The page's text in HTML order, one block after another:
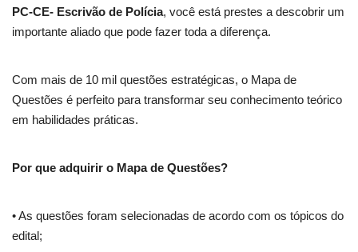
PC-CE- Escrivão de Polícia, você está prestes a descobrir um
importante aliado que pode fazer toda a diferença.
Com mais de 10 mil questões estratégicas, o Mapa de
Questões é perfeito para transformar seu conhecimento teórico
em habilidades práticas.
Por que adquirir o Mapa de Questões?
• As questões foram selecionadas de acordo com os tópicos do
edital;